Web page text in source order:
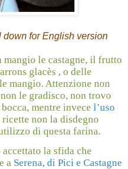
down for English version
le castagne, il frutto
glacès , o delle
mangio. Attenzione non
le gradisco, non trovo
mentre invece l’uso
non la disdegno
di questa farina.
la sfida che
a Serena, di Pici e Castagne